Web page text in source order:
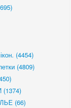
(4454)
(4809)
(66)